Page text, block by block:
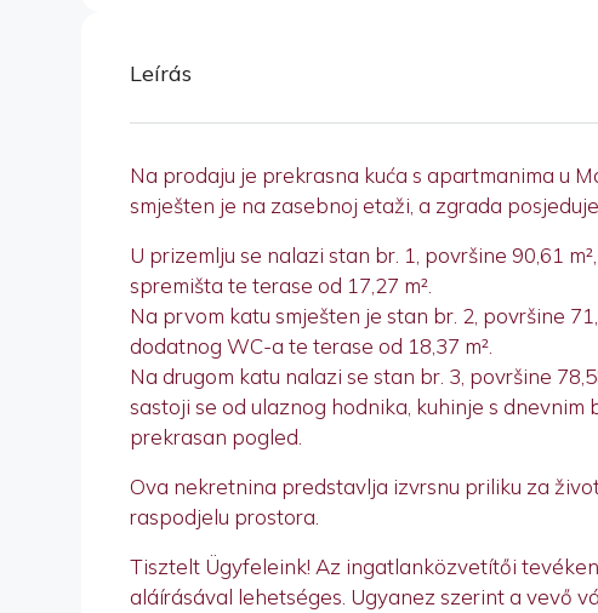
Leírás
Na prodaju je prekrasna kuća s apartmanima u
smješten je na zasebnoj etaži, a zgrada
U prizemlju se nalazi stan br. 1, površine 90,61
spremišta te terase od 17,27 m².
Na prvom katu smješten je stan br. 2, površine
dodatnog WC-a te terase od 18,37 m².
Na drugom katu nalazi se stan br. 3, površine
sastoji se od ulaznog hodnika, kuhinje s
prekrasan pogled.
Ova nekretnina predstavlja izvrsnu priliku za
raspodjelu prostora.
Tisztelt Ügyfeleink! Az ingatlanközvetítői
aláírásával lehetséges. Ugyanez szerint a vevő